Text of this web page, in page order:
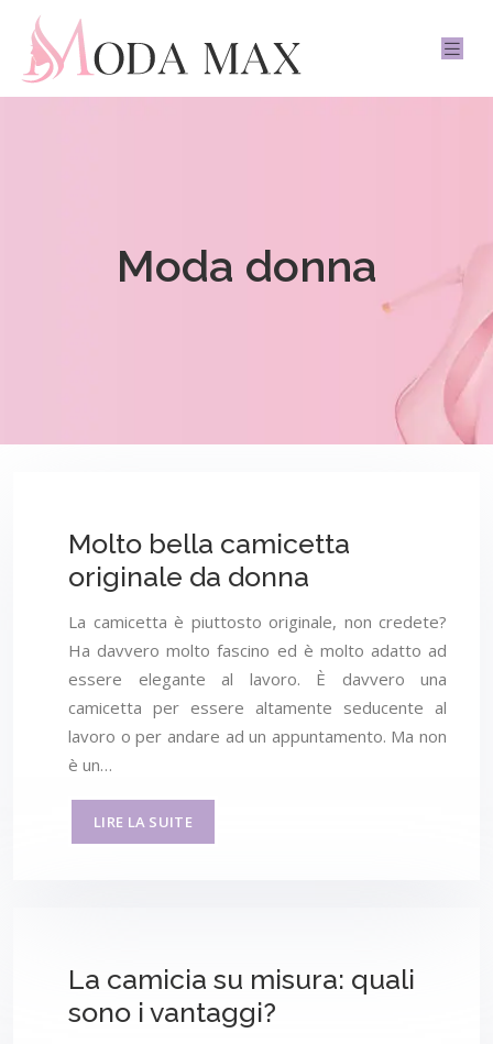
Moda donna
Molto bella camicetta
originale da donna
La camicetta è piuttosto originale, non credete?
Ha davvero molto fascino ed è molto adatto ad
essere elegante al lavoro. È davvero una
camicetta per essere altamente seducente al
lavoro o per andare ad un appuntamento. Ma non
è un…
LIRE LA SUITE
La camicia su misura: quali
sono i vantaggi?